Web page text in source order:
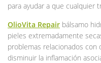
para ayudar a que cualquier
OlioVita Repair bálsamo
pieles extremadamente
problemas relacionados con
disminuir la inflamación